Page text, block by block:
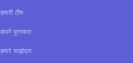
हमारी टीम
हमारे पुरस्कार
हमारे साझेदार